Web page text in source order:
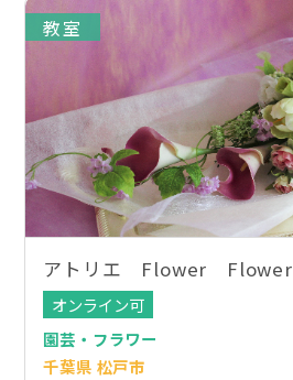
教室
アトリエ Flower Flower
オンライン可
園芸・フラワー
千葉県 松戸市